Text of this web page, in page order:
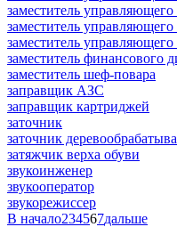
заместитель
заместитель
заместитель
заместитель финансового
заместитель шеф-повара
заправщик АЗС
заправщик картриджей
заточник
заточник
затяжчик верха обуви
звукоинженер
звукооператор
звукорежиссер
В начало234567дальше